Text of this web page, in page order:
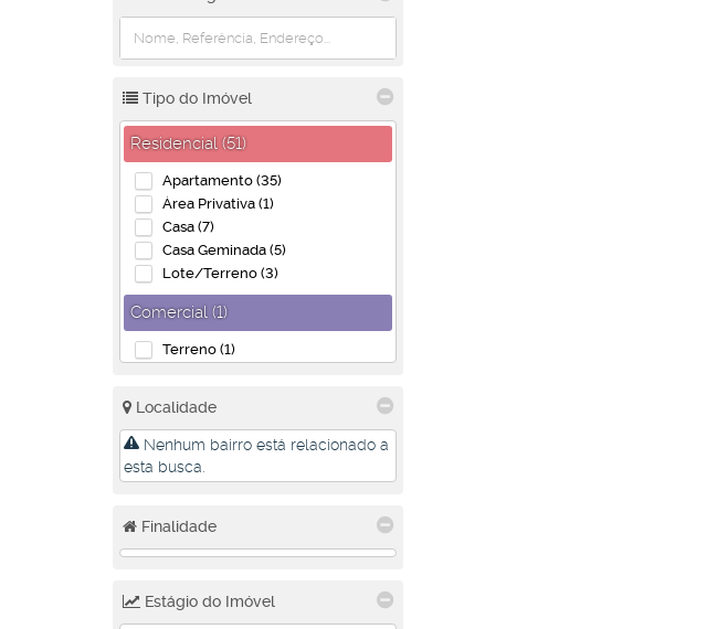
Tipo do Imóvel
Residencial (51)
Apartamento (35)
Área Privativa (1)
Casa (7)
Casa Geminada (5)
Lote/Terreno (3)
Comercial (1)
Terreno (1)
Localidade
Nenhum bairro está relacionado a
esta busca.
Finalidade
Estágio do Imóvel